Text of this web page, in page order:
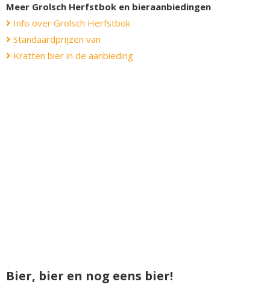
Meer Grolsch Herfstbok en bieraanbiedingen
Info over Grolsch Herfstbok
Standaardprijzen van
Kratten bier in de aanbieding
Bier, bier en nog eens bier!